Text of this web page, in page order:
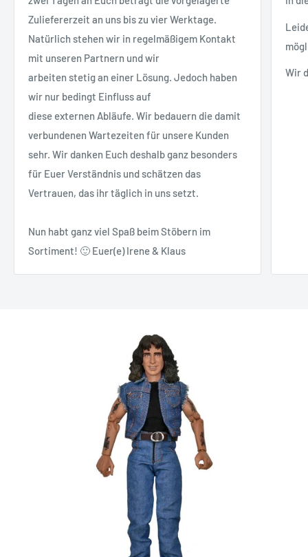
Zuliefererzeit an uns bis zu vier Werktage.
Natürlich stehen wir in regelmäßigem Kontakt
mit unseren Partnern und wir
arbeiten stetig an einer Lösung. Jedoch haben
wir nur bedingt Einfluss auf
diese externen Abläufe. Wir bedauern die damit
verbundenen Wartezeiten für unsere Kunden
sehr. Wir danken Euch deshalb ganz besonders
für Euer Verständnis und schätzen das
Vertrauen, das ihr täglich in uns setzt.
Nun habt ganz viel Spaß beim Stöbern im
Sortiment! 🙂 Euer(e) Irene & Klaus
Wir